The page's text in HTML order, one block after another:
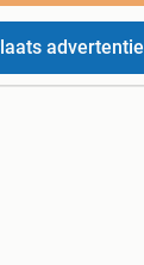
advertentie